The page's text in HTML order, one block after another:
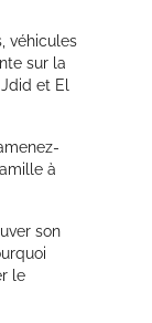
véhicules
sur la
et El
à
son
le